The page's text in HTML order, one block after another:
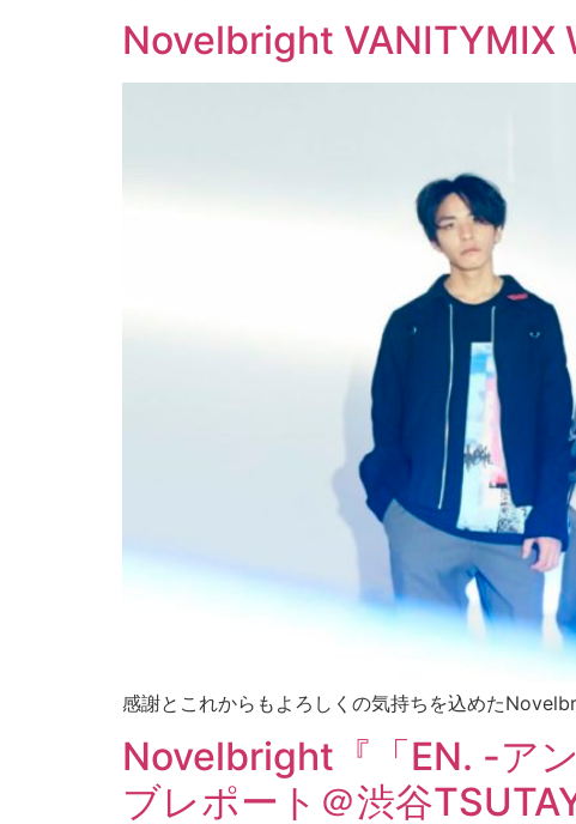
Novelbright VANITYMIX
感謝とこれからもよろしくの気持ちを込めた
Novelbright『「EN. -ア
ブレポート＠渋谷